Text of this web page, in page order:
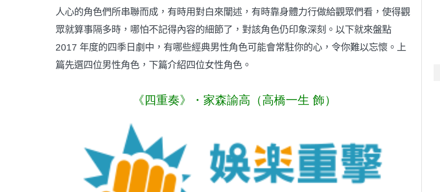
人心的角色們所串聯而成，有時用對白來闡述，有時靠身體力行做給觀眾們看，使得觀
眾就算事隔多時，哪怕不記得內容的細節了，對該角色仍印象深刻。以下就來盤點
2017 年度的四季日劇中，有哪些經典男性角色可能會常駐你的心，令你難以忘懷。上
篇先選四位男性角色，下篇介紹四位女性角色。
《四重奏》・家森諭高（高橋一生 飾）